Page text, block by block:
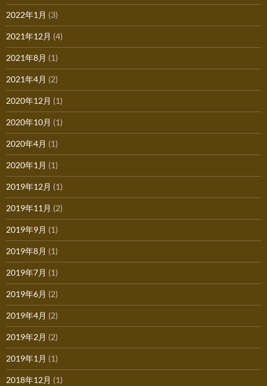
2022年1月 (3)
2021年12月 (4)
2021年8月 (1)
2021年4月 (2)
2020年12月 (1)
2020年10月 (1)
2020年4月 (1)
2020年1月 (1)
2019年12月 (1)
2019年11月 (2)
2019年9月 (1)
2019年8月 (1)
2019年7月 (1)
2019年6月 (2)
2019年4月 (2)
2019年2月 (2)
2019年1月 (1)
2018年12月 (1)